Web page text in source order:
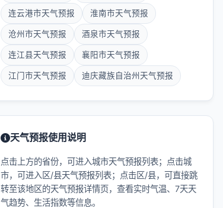
连云港市天气预报 淮南市天气预报
沧州市天气预报 酒泉市天气预报
连江县天气预报 襄阳市天气预报
江门市天气预报 迪庆藏族自治州天气预报
天气预报使用说明
点击上方的省份，可进入城市天气预报列表；点击城
市，可进入区/县天气预报列表；点击区/县，可直接跳
转至该地区的天气预报详情页，查看实时气温、7天天
气趋势、生活指数等信息。